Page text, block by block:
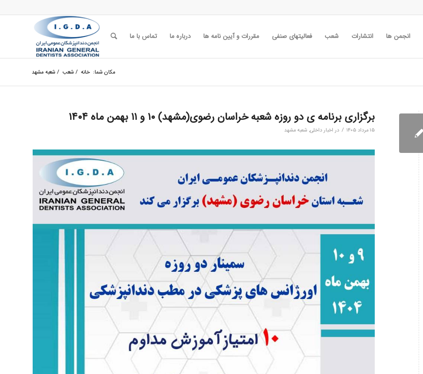
انجمن ها انتشارات شعب فعالیتهای صنفی مقررات و آیین نامه ها درباره ما تماس با ما
مکان شما: خانه / شعب / شعبه مشهد
برگزاری برنامه ی دو روزه شعبه خراسان رضوی(مشهد) ۱۰ و ۱۱ بهمن ماه ۱۴۰۴
۱۵ مرداد ۱۴۰۵ / در اخبار داخلی, شعبه مشهد